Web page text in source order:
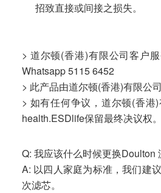
招致直接或间接之损失。
> 道尔顿(香港)有限公司客户
Whatsapp 5115 6452
> 此产品由道尔顿(香港)有限公司
> 如有任何争议，道尔顿(香港
health.ESDlife保留最终决议权。
Q: 我应该什么时候更换Doulton
A: 以四人家庭为标准，我们建
次滤芯。